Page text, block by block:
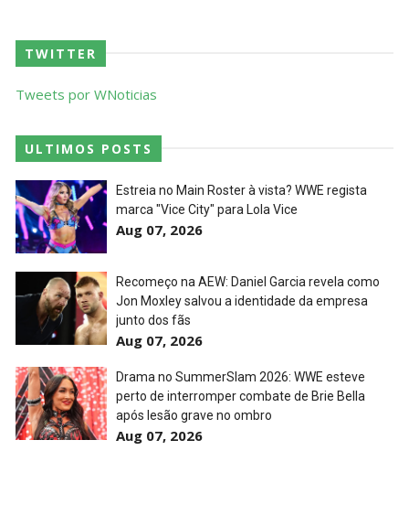
TWITTER
Tweets por WNoticias
ULTIMOS POSTS
Estreia no Main Roster à vista? WWE regista
marca "Vice City" para Lola Vice
Aug 07, 2026
Recomeço na AEW: Daniel Garcia revela como
Jon Moxley salvou a identidade da empresa
junto dos fãs
Aug 07, 2026
Drama no SummerSlam 2026: WWE esteve
perto de interromper combate de Brie Bella
após lesão grave no ombro
Aug 07, 2026